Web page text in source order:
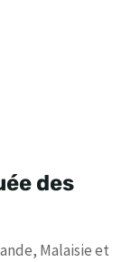
des
Malaisie et